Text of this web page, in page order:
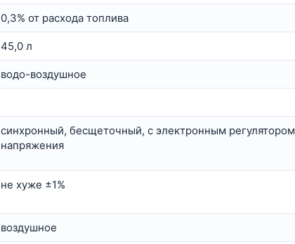
0,3% от расхода топлива
45,0 л
водо-воздушное
синхронный, бесщеточный, с электронным регулятором
напряжения
не хуже ±1%
воздушное